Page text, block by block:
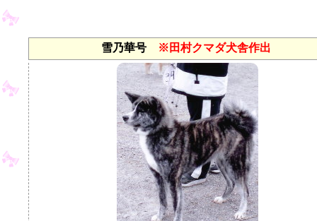
雪乃華号※田村クマダ犬舎作出